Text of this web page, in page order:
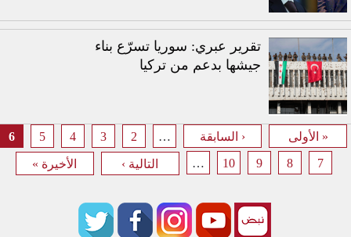
تقرير عبري: سوريا تسرّع بناء
جيشها بدعم من تركيا
الصفحات
« الأولى ‹ السابقة …
2
3
4
5
6
7
8
9
10
… التالية › الأخيرة »